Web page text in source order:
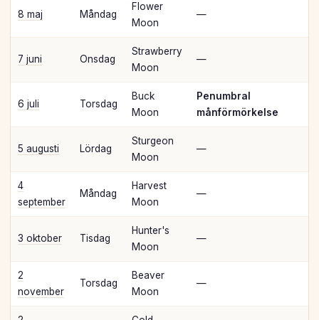
8 maj Måndag
Flower
Moon
—
7 juni Onsdag
Strawberry
Moon
—
6 juli Torsdag
Buck
Moon
Penumbral
månförmörkelse
5 augusti Lördag
Sturgeon
Moon
—
4
september
Måndag
Harvest
Moon
—
3 oktober Tisdag
Hunter's
Moon
—
2
november
Torsdag
Beaver
Moon
—